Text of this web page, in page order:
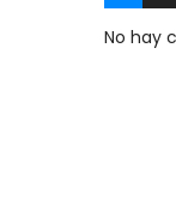
No hay